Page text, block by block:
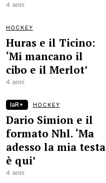
4 anni
HOCKEY
Huras e il Ticino:
‘Mi mancano il
cibo e il Merlot’
4 anni
laR+ HOCKEY
Dario Simion e il
formato Nhl. ‘Ma
adesso la mia testa
è qui’
4 anni